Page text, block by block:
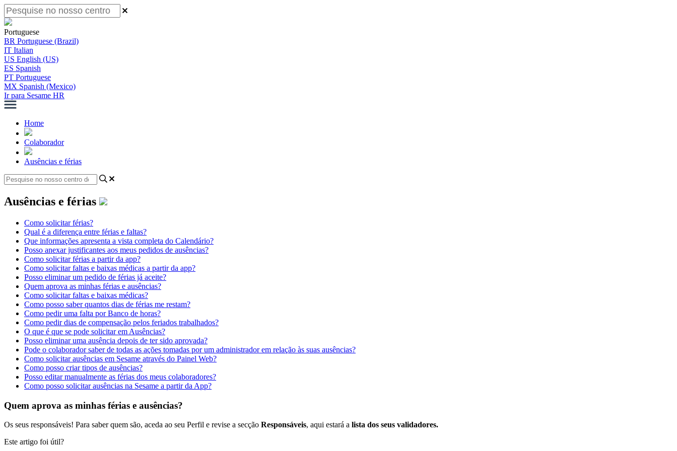
Portuguese
BR Portuguese (Brazil)
IT Italian
US English (US)
ES Spanish
PT Portuguese
MX Spanish (Mexico)
Ir para Sesame HR
Home
Colaborador
Ausências e férias
Ausências e férias
Como solicitar férias?
Qual é a diferença entre férias e faltas?
Que informações apresenta a vista completa do Calendário?
Posso anexar justificantes aos meus pedidos de ausências?
Como solicitar férias a partir da app?
Como solicitar faltas e baixas médicas a partir da app?
Posso eliminar um pedido de férias já aceite?
Quem aprova as minhas férias e ausências?
Como solicitar faltas e baixas médicas?
Como posso saber quantos dias de férias me restam?
Como pedir uma falta por Banco de horas?
Como pedir dias de compensação pelos feriados trabalhados?
O que é que se pode solicitar em Ausências?
Posso eliminar uma ausência depois de ter sido aprovada?
Pode o colaborador saber de todas as ações tomadas por um administrador em relação às suas ausências?
Como solicitar ausências em Sesame através do Painel Web?
Como posso criar tipos de ausências?
Posso editar manualmente as férias dos meus colaboradores?
Como posso solicitar ausências na Sesame a partir da App?
Quem aprova as minhas férias e ausências?
Os seus responsáveis! Para saber quem são, aceda ao seu Perfil e revise a secção Responsáveis, aqui estará a lista dos seus validadores.
Este artigo foi útil?